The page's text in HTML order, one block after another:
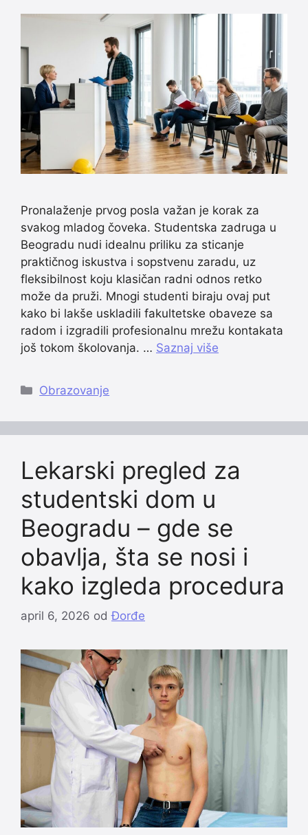
Pronalaženje prvog posla važan je korak za
svakog mladog čoveka. Studentska zadruga u
Beogradu nudi idealnu priliku za sticanje
praktičnog iskustva i sopstvenu zaradu, uz
fleksibilnost koju klasičan radni odnos retko
može da pruži. Mnogi studenti biraju ovaj put
kako bi lakše uskladili fakultetske obaveze sa
radom i izgradili profesionalnu mrežu kontakata
još tokom školovanja. … Saznaj više
Categories
Obrazovanje
Lekarski pregled za
studentski dom u
Beogradu – gde se
obavlja, šta se nosi i
kako izgleda procedura
april 6, 2026 odĐorđe